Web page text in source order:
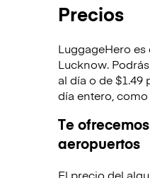
Precios
LuggageHero es
Lucknow.
al día o de $1.49
día entero,
Te
aeropuertos
El precio del